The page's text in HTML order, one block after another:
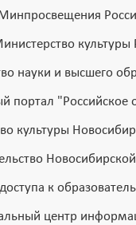
Минпросвещения
культуры
науки и высшего
портал "Российское
культуры
к
центр